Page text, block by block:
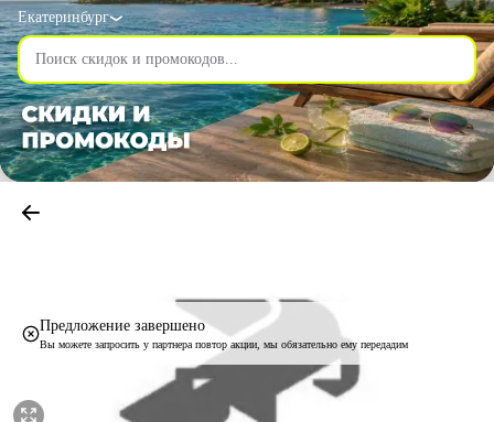
Екатеринбург
Предложение завершено
Вы можете запросить у партнера повтор акции, мы обязательно ему передадим